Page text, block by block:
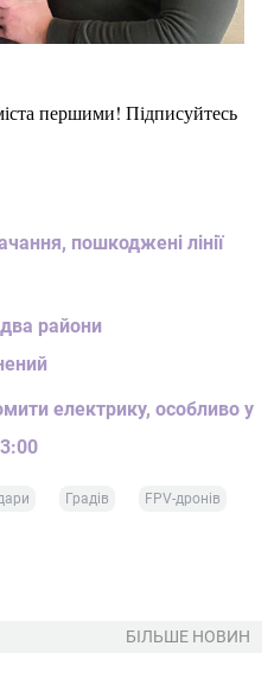
першими! Підписуйтесь
пошкоджені лінії
райони
електрику, особливо у
Градів FPV-дронів
БІЛЬШЕ НОВИН